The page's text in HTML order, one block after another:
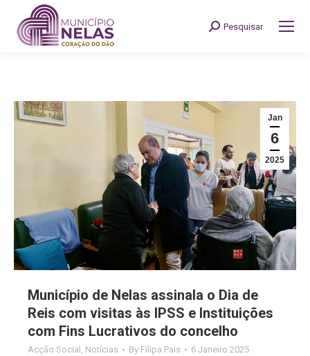
Search:
Pesquisar
Jan
6
2025
Município de Nelas assinala o Dia de
Reis com visitas às IPSS e Instituições
com Fins Lucrativos do concelho
Acção Social , Notícias By Filipa Pais 6 Janeiro 2025